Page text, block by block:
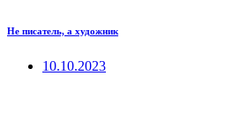
Не писатель, а художник
10.10.2023